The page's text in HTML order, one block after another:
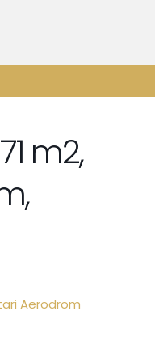
m2,
Aerodrom